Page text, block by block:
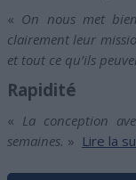
« On nous met
clairement leur
et tout ce qu’ils
Rapidité
« La conception
semaines. » Lire la